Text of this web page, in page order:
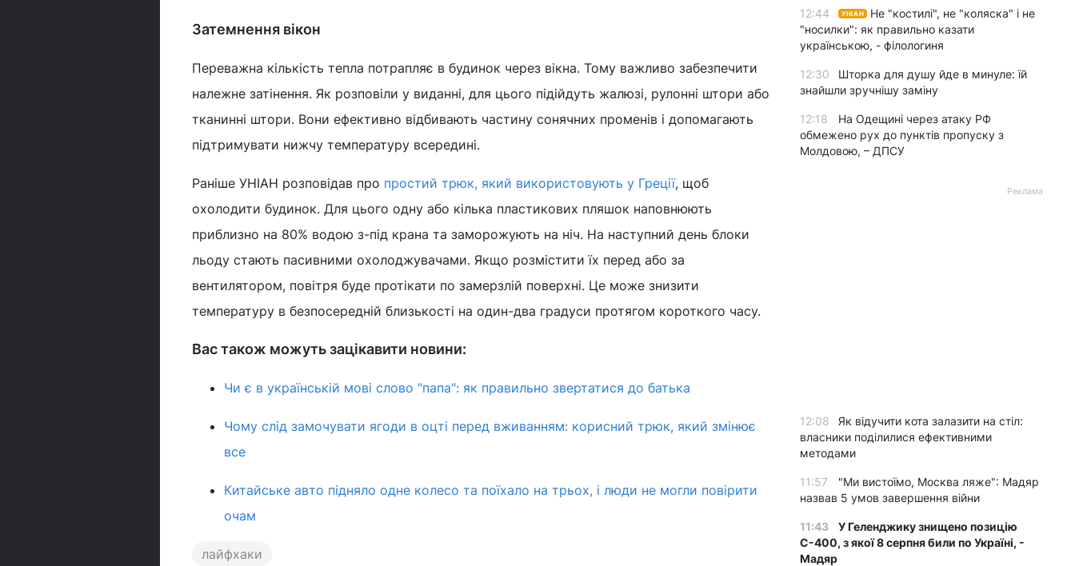
Затемнення вікон
Переважна кількість тепла потрапляє в будинок через вікна. Тому важливо забезпечити
належне затінення. Як розповіли у виданні, для цього підійдуть жалюзі, рулонні штори або
тканинні штори. Вони ефективно відбивають частину сонячних променів і допомагають
підтримувати нижчу температуру всередині.
Раніше УНІАН розповідав про простий трюк, який використовують у Греції, щоб
охолодити будинок. Для цього одну або кілька пластикових пляшок наповнюють
приблизно на 80% водою з-під крана та заморожують на ніч. На наступний день блоки
льоду стають пасивними охолоджувачами. Якщо розмістити їх перед або за
вентилятором, повітря буде протікати по замерзлій поверхні. Це може знизити
температуру в безпосередній близькості на один-два градуси протягом короткого часу.
Вас також можуть зацікавити новини:
Чи є в українській мові слово "папа": як правильно звертатися до батька
Чому слід замочувати ягоди в оцті перед вживанням: корисний трюк, який змінює
все
Китайське авто підняло одне колесо та поїхало на трьох, і люди не могли повірити
очам
лайфхаки
12:44 УНІАН
Не "костилі", не "коляска" і не
"носилки": як правильно казати
українською, - філологиня
12:30
Шторка для душу йде в минуле: їй
знайшли зручнішу заміну
12:18
На Одещині через атаку РФ
обмежено рух до пунктів пропуску з
Молдовою, – ДПСУ
Реклама
12:08
Як відучити кота залазити на стіл:
власники поділилися ефективними
методами
11:57
"Ми вистоїмо, Москва ляже": Мадяр
назвав 5 умов завершення війни
11:43
У Геленджику знищено позицію
С-400, з якої 8 серпня били по Україні, -
Мадяр